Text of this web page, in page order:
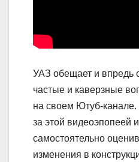
УАЗ обещает и впредь
частые и каверзные
на своем Ютуб-
за этой видеоэпопеей
самостоятельно
изменения в